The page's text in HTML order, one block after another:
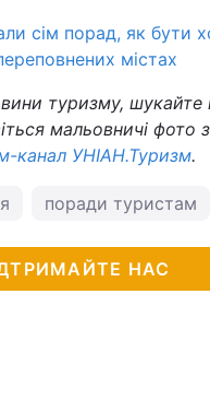
сім порад, як бути
містах
туризму, шукайте
мальовничі фото
канал УНІАН.Туризм.
поради туристам
НАС